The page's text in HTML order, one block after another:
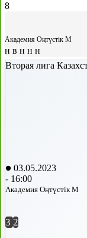
8
Академия Оңтүстік М
н в н н н
Вторая лига
03.05.2023
- 16:00
Академия Оңтүстік М
3 2